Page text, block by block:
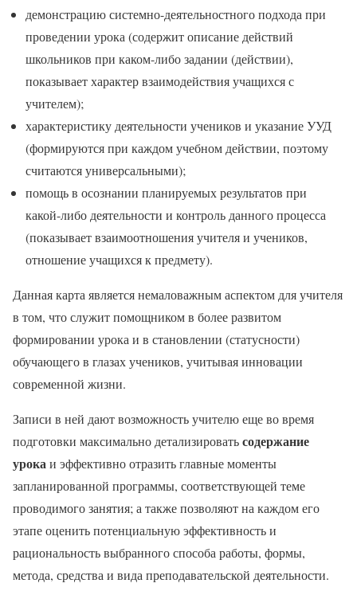
демонстрацию системно-деятельностного подхода при
проведении урока (содержит описание действий
школьников при каком-либо задании (действии),
показывает характер взаимодействия учащихся с
учителем);
характеристику деятельности учеников и указание УУД
(формируются при каждом учебном действии, поэтому
считаются универсальными);
помощь в осознании планируемых результатов при
какой-либо деятельности и контроль данного процесса
(показывает взаимоотношения учителя и учеников,
отношение учащихся к предмету).
Данная карта является немаловажным аспектом для учителя
в том, что служит помощником в более развитом
формировании урока и в становлении (статусности)
обучающего в глазах учеников, учитывая инновации
современной жизни.
Записи в ней дают возможность учителю еще во время
подготовки максимально детализироватьсодержание
урока и эффективно отразить главные моменты
запланированной программы, соответствующей теме
проводимого занятия; а также позволяют на каждом его
этапе оценить потенциальную эффективность и
рациональность выбранного способа работы, формы,
метода, средства и вида преподавательской деятельности.